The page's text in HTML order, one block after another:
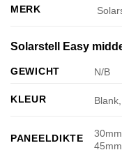
MERK
Solarstell Easy
GEWICHT N/B
KLEUR
PANEELDIKTE